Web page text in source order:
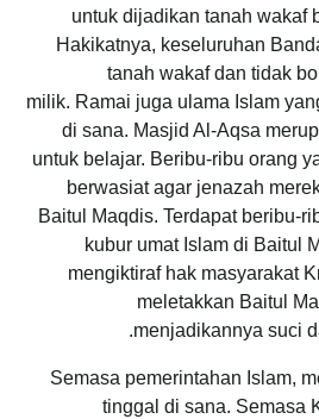
untuk dijadikan tanah wakaf
Hakikatnya, keseluruhan
tanah wakaf dan tidak
milik. Ramai juga ulama Islam
di sana. Masjid Al-Aqsa
untuk belajar. Beribu-ribu orang
berwasiat agar jenazah
Baitul Maqdis. Terdapat beribu-
kubur umat Islam di Baitul
mengiktiraf hak masyarakat
meletakkan Baitul
menjadikannya suci
Semasa pemerintahan Islam,
tinggal di sana. Semasa